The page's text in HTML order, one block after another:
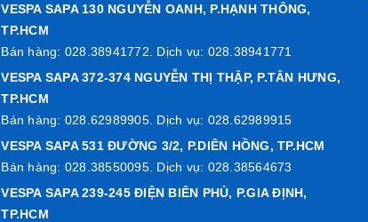
VESPA SAPA 130 NGUYỄN OANH, P.HẠNH THÔNG,
TP.HCM
Bán hàng: 028.38941772. Dịch vụ: 028.38941771
VESPA SAPA 372-374 NGUYỄN THỊ THẬP, P.TÂN HƯNG,
TP.HCM
Bán hàng: 028.62989905. Dịch vụ: 028.62989915
VESPA SAPA 531 ĐƯỜNG 3/2, P.DIÊN HỒNG, TP.HCM
Bán hàng: 028.38550095. Dịch vụ: 028.38564673
VESPA SAPA 239-245 ĐIỆN BIÊN PHỦ, P.GIA ĐỊNH,
TP.HCM